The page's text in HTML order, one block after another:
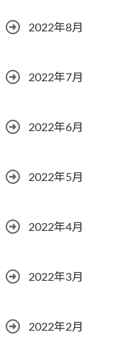
2022年8月
2022年7月
2022年6月
2022年5月
2022年4月
2022年3月
2022年2月